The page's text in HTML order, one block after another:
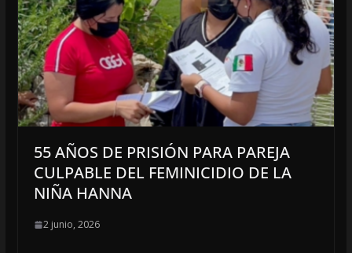
55 AÑOS DE PRISIÓN PARA PAREJA
CULPABLE DEL FEMINICIDIO DE LA
NIÑA HANNA
2 junio, 2026